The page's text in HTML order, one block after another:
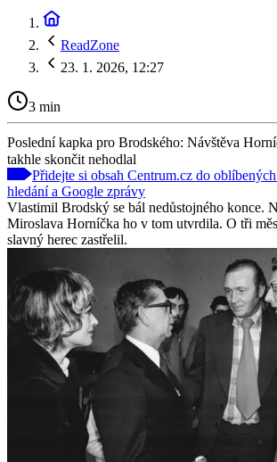
ReadZone
23. 1. 2026, 12:27
3 min
Poslední kapka pro Brodského: Návštěva
takhle skončit nehodlal
Přidejte si obsah Centrum.cz do
hledání a Google zprávy
Vlastimil Brodský se bál nedůstojného konce.
Miroslava Horníčka ho v tom utvrdila. O tři
slavný herec zastřelil.